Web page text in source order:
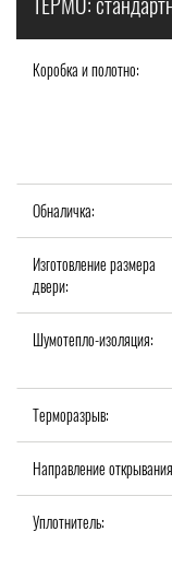
Коробка и полотно:
Обналичка:
Изготовление размера
двери:
Шумотепло-изоляция:
Терморазрыв:
Направление
Уплотнитель: